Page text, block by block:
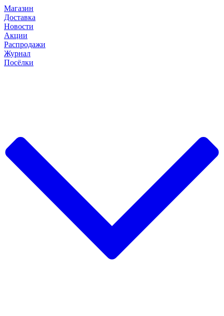
Магазин
Доставка
Новости
Акции
Распродажи
Журнал
Посёлки